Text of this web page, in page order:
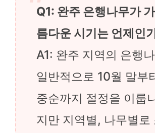
Q1: 완주 은행나무가
름다운 시기는 언제인
A1: 완주 지역의 은행
일반적으로 10월 말부
중순까지 절정을 이룹
지만 지역별, 나무별로